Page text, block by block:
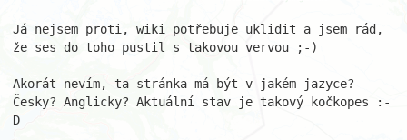
Já nejsem proti, wiki potřebuje uklidit a jsem rád,
že ses do toho pustil s takovou vervou ;-)
Akorát nevím, ta stránka má být v jakém jazyce?
Česky? Anglicky? Aktuální stav je takový kočkopes :-
D